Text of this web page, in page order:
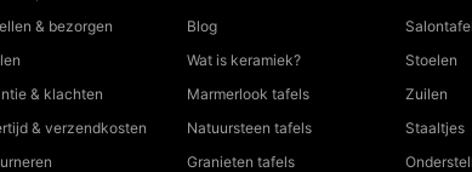
& bezorgen
& klachten
& verzendkosten
Blog
Wat is keramiek?
Marmerlook tafels
Natuursteen tafels
Granieten tafels
Stoelen
Zuilen
Staaltjes